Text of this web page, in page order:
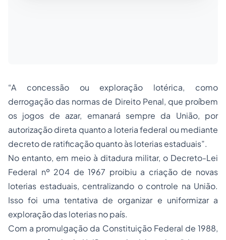
“A concessão ou exploração lotérica, como
derrogação das normas de Direito Penal, que proíbem
os jogos de azar, emanará sempre da União, por
autorização direta quanto a loteria federal ou mediante
decreto de ratificação quanto às loterias estaduais”.
No entanto, em meio à ditadura militar, o Decreto-Lei
Federal nº 204 de 1967 proibiu a criação de novas
loterias estaduais, centralizando o controle na União.
Isso foi uma tentativa de organizar e uniformizar a
exploração das loterias no país.
Com a promulgação da Constituição Federal de 1988,